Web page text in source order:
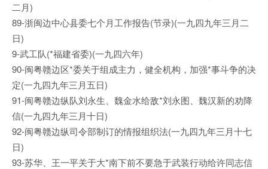
二月)
89-浙闽边中心县委七个月工作报告(节录)(一九四九年三月二
日)
9-武工队(*福建省委)(一九四六年)
90-闽粤赣边区*委关于组成主力，健全机构，加强*事斗争的决
定(一九四九年三月五日)
91-闽粤赣边纵队刘永生、魏金水给敌*刘永图、魏汉新的劝降
信(一九四九年三月十日)
92-闽粤赣边纵司令部制订的情报组织法(一九四九年三月十七
日)
93-苏华、王一平关于大*南下前不要急于武装行动给许同志信